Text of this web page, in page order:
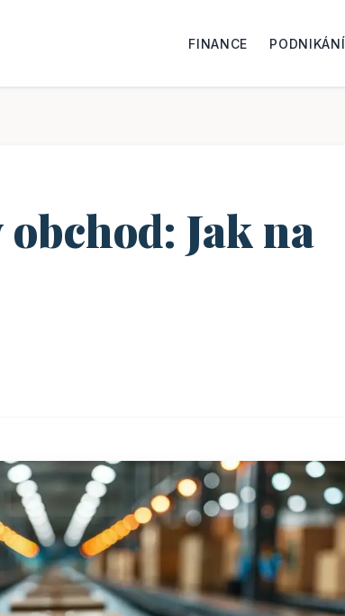
FINANCE PODNIKÁNÍ
Jak na